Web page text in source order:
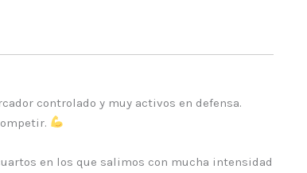
controlado y muy activos en defensa.
en los que salimos con mucha intensidad